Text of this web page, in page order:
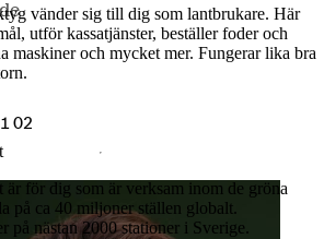
vänder sig till dig som lantbrukare. Här
utför kassatjänster, beställer foder och
maskiner och mycket mer. Fungerar lika bra
är för dig som är verksam inom de gröna
på ca 40 miljoner ställen globalt.
på nästan 2000 stationer i Sverige.
02